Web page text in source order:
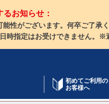
お知らせ：
性がございます。何卒ご了承く
指定はお受けできません。※
初めてご利用の
お客様へ